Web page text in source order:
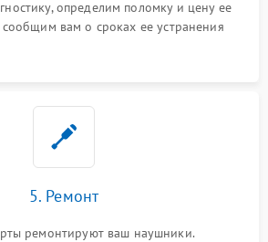
определим поломку и цену ее
вам о сроках ее устранения
5. Ремонт
ремонтируют ваш наушники.